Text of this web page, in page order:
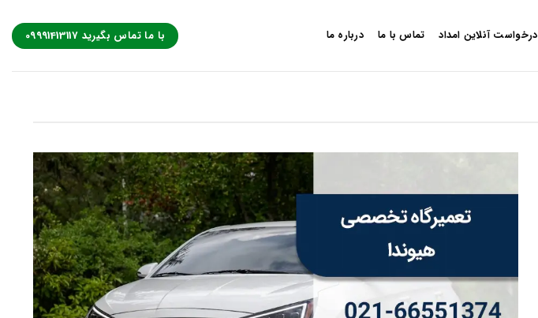
درخواست آنلاین امداد تماس با ما درباره ما با ما تماس بگیرید 09991413117